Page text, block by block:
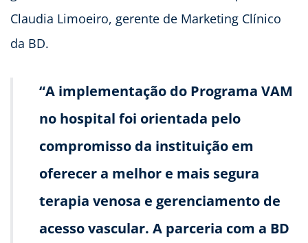
Claudia Limoeiro, gerente de Marketing Clínico
da BD.
“A implementação do Programa VAM
no hospital foi orientada pelo
compromisso da instituição em
oferecer a melhor e mais segura
terapia venosa e gerenciamento de
acesso vascular. A parceria com a BD